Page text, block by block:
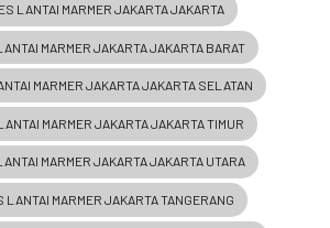
LANTAI MARMER JAKARTA JAKARTA
MARMER JAKARTA JAKARTA BARAT
MARMER JAKARTA JAKARTA SELATAN
MARMER JAKARTA JAKARTA TIMUR
MARMER JAKARTA JAKARTA UTARA
LANTAI MARMER JAKARTA TANGERANG